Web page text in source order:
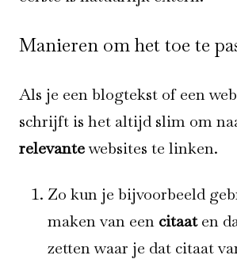
Manieren om het toe te
Als je een blogtekst of een
schrijft is het altijd slim om
relevantewebsites te linken.
Zo kun je bijvoorbeeld
maken van een citaaten
zetten waar je dat citaat